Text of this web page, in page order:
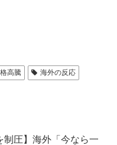
高騰
海外の反応
制圧】海外「今なら一